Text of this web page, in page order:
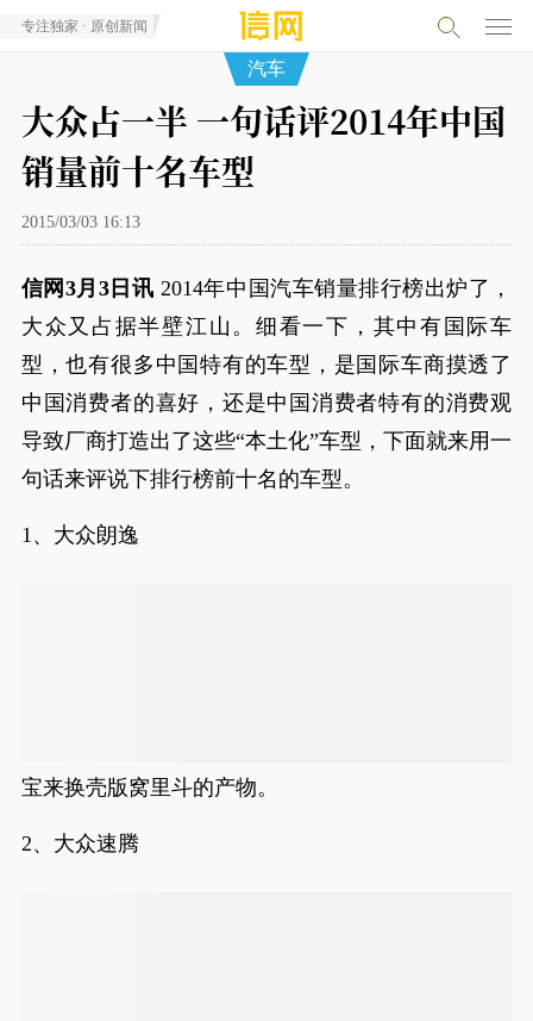
专注独家 · 原创新闻
汽车
大众占一半 一句话评2014年中国
销量前十名车型
2015/03/03 16:13
信网3月3日讯 2014年中国汽车销量排行榜出炉了，
大众又占据半壁江山。细看一下，其中有国际车
型，也有很多中国特有的车型，是国际车商摸透了
中国消费者的喜好，还是中国消费者特有的消费观
导致厂商打造出了这些“本土化”车型，下面就来用一
句话来评说下排行榜前十名的车型。
1、大众朗逸
宝来换壳版窝里斗的产物。
2、大众速腾